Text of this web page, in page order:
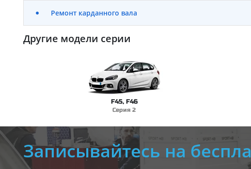
Ремонт карданного вала
Другие модели серии
F45, F46
Серия 2
Записывайтесь на